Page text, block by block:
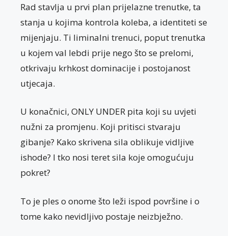
Rad stavlja u prvi plan prijelazne trenutke, ta
stanja u kojima kontrola koleba, a identiteti se
mijenjaju. Ti liminalni trenuci, poput trenutka
u kojem val lebdi prije nego što se prelomi,
otkrivaju krhkost dominacije i postojanost
utjecaja.
U konačnici, ONLY UNDER pita koji su uvjeti
nužni za promjenu. Koji pritisci stvaraju
gibanje? Kako skrivena sila oblikuje vidljive
ishode? I tko nosi teret sila koje omogućuju
pokret?
To je ples o onome što leži ispod površine i o
tome kako nevidljivo postaje neizbježno.